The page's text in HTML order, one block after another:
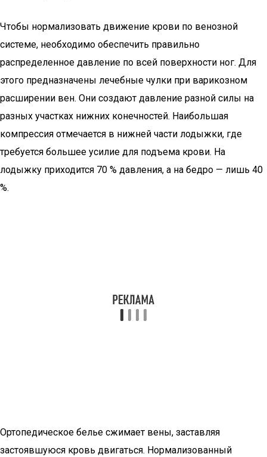
Чтобы нормализовать движение крови по венозной
системе, необходимо обеспечить правильно
распределенное давление по всей поверхности ног. Для
этого предназначены лечебные чулки при варикозном
расширении вен. Они создают давление разной силы на
разных участках нижних конечностей. Наибольшая
компрессия отмечается в нижней части лодыжки, где
требуется большее усилие для подъема крови. На
лодыжку приходится 70 % давления, а на бедро — лишь 40
%.
Ортопедическое белье сжимает вены, заставляя
застоявшуюся кровь двигаться. Нормализованный